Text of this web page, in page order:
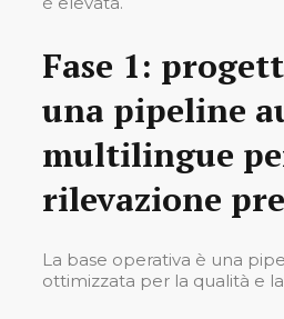
Fase 1:
una pipeline
multilingue
rilevazione
La base operativa è una
ottimizzata per la qualità e